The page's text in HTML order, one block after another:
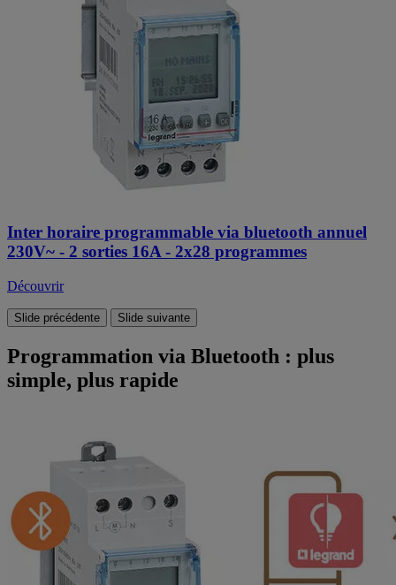
Inter horaire programmable via bluetooth annuel
230V~ - 2 sorties 16A - 2x28 programmes
Découvrir
Slide précédente Slide suivante
Programmation via Bluetooth : plus
simple, plus rapide